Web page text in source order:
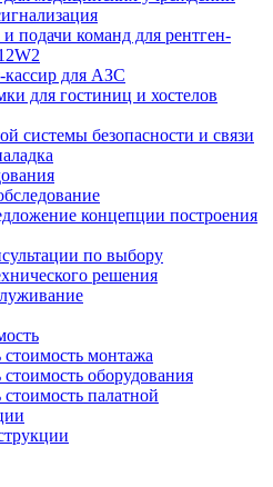
подачи команд для рентген-
для АЗС
для гостиниц и хостелов
системы безопасности и связи
концепции построения
по выбору
решения
стоимость монтажа
стоимость оборудования
стоимость палатной